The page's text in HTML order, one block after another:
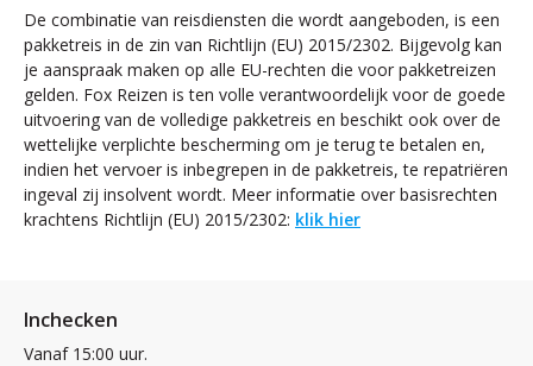
De combinatie van reisdiensten die wordt aangeboden, is een
pakketreis in de zin van Richtlijn (EU) 2015/2302. Bijgevolg kan
je aanspraak maken op alle EU-rechten die voor pakketreizen
gelden. Fox Reizen is ten volle verantwoordelijk voor de goede
uitvoering van de volledige pakketreis en beschikt ook over de
wettelijke verplichte bescherming om je terug te betalen en,
indien het vervoer is inbegrepen in de pakketreis, te repatriëren
ingeval zij insolvent wordt. Meer informatie over basisrechten
krachtens Richtlijn (EU) 2015/2302: klik hier
Inchecken
Vanaf 15:00 uur.